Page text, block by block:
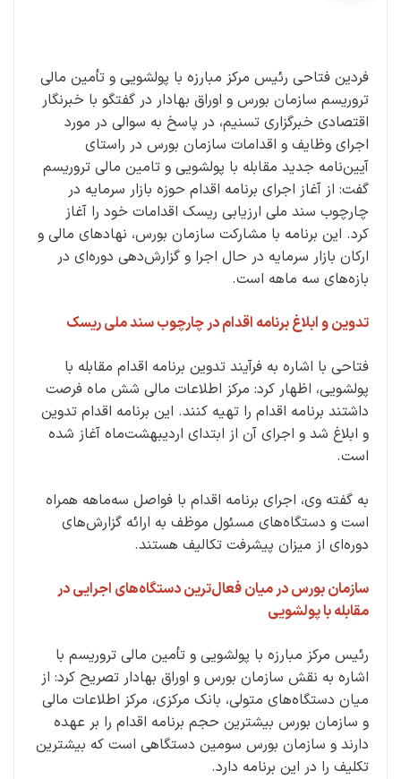
فردین فتاحی رئیس مرکز مبارزه با پولشویی و تأمین مالی
تروریسم سازمان بورس و اوراق بهادار در گفتگو با خبرنگار
اقتصادی خبرگزاری تسنیم، در پاسخ به سوالی در مورد
اجرای وظایف و اقدامات سازمان بورس در راستای
آیین‌نامه جدید مقابله با پولشویی و تامین مالی تروریسم
گفت: از آغاز اجرای برنامه اقدام حوزه بازار سرمایه در
چارچوب سند ملی ارزیابی ریسک اقدامات خود را آغاز
کرد. این برنامه با مشارکت سازمان بورس، نهادهای مالی و
ارکان بازار سرمایه در حال اجرا و گزارش‌دهی دوره‌ای در
بازه‌های سه ماهه است.
تدوین و ابلاغ برنامه اقدام در چارچوب سند ملی ریسک
فتاحی با اشاره به فرآیند تدوین برنامه اقدام مقابله با
پولشویی، اظهار کرد: مرکز اطلاعات مالی شش ماه فرصت
داشتند برنامه اقدام را تهیه کنند. این برنامه اقدام تدوین
و ابلاغ شد و اجرای آن از ابتدای اردیبهشت‌ماه آغاز شده
است.
به گفته وی، اجرای برنامه اقدام با فواصل سه‌ماهه همراه
است و دستگاه‌های مسئول موظف به ارائه گزارش‌های
دوره‌ای از میزان پیشرفت تکالیف هستند.
سازمان بورس در میان فعال‌ترین دستگاه‌های اجرایی در
مقابله با پولشویی
رئیس مرکز مبارزه با پولشویی و تأمین مالی تروریسم با
اشاره به نقش سازمان بورس و اوراق بهادار تصریح کرد: از
میان دستگاه‌های متولی، بانک مرکزی، مرکز اطلاعات مالی
و سازمان بورس بیشترین حجم برنامه اقدام را بر عهده
دارند و سازمان بورس سومین دستگاهی است که بیشترین
تکلیف را در این برنامه دارد.